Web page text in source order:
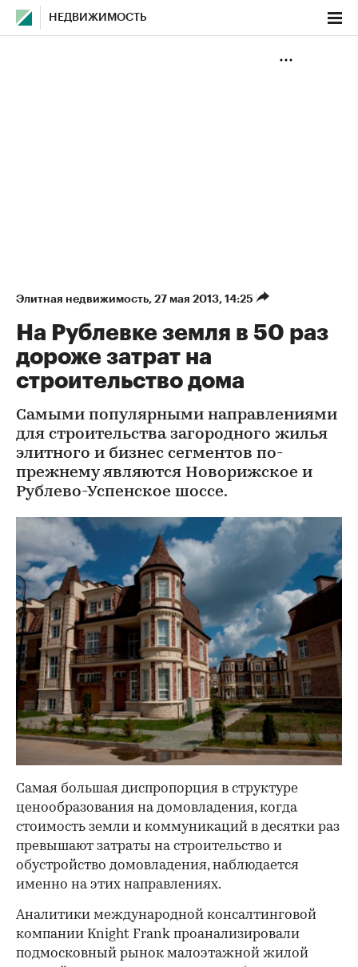
НЕДВИЖИМОСТЬ
Элитная недвижимость⁠, 27 мая 2013, 14:25
На Рублевке земля в 50 раз
дороже затрат на
строительство дома
Самыми популярными направлениями
для строительства загородного жилья
элитного и бизнес сегментов по-
прежнему являются Новорижское и
Рублево-Успенское шоссе.
Самая большая диспропорция в структуре
ценообразования на домовладения, когда
стоимость земли и коммуникаций в десятки раз
превышают затраты на строительство и
обустройство домовладения, наблюдается
именно на этих направлениях.
Аналитики международной консалтинговой
компании Knight Frank проанализировали
подмосковный рынок малоэтажной жилой